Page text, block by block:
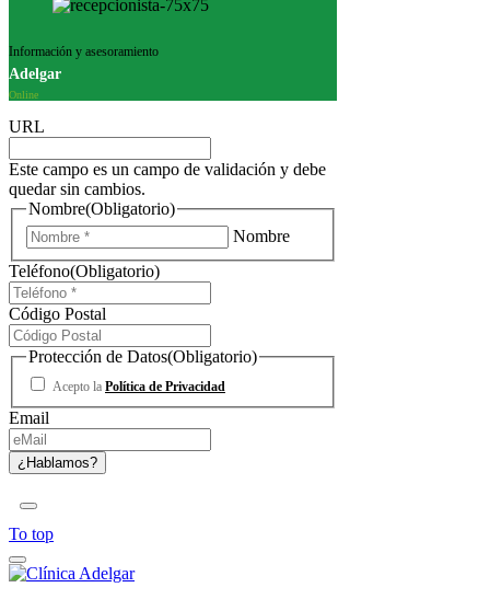
Información y asesoramiento
Adelgar
Online
URL
Este campo es un campo de validación y debe
quedar sin cambios.
Nombre(Obligatorio)
Nombre
Teléfono(Obligatorio)
Código Postal
Protección de Datos(Obligatorio)
Acepto la Política de Privacidad
Email
To top